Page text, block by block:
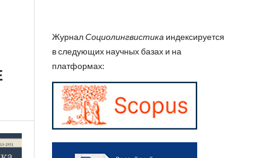
ЖурналСоциолингвистика индексируется
в следующих научных базах и на
платформах: